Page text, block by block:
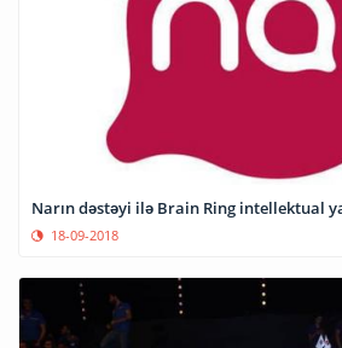
Narın dəstəyi ilə Brain Ring intellektual
18-09-2018